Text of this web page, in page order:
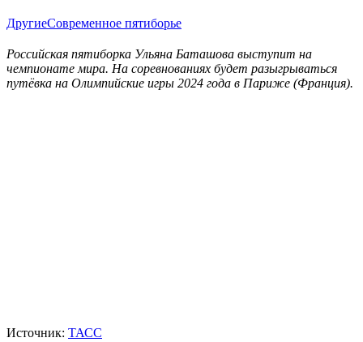
ДругиеСовременное пятиборье
Российская пятиборка Ульяна Баташова выступит на
чемпионате мира. На соревнованиях будет разыгрываться
путёвка на Олимпийские игры 2024 года в Париже (Франция).
Источник: ТАСС